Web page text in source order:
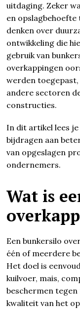
uitdaging. Zeker
en
denken over
ontwikkeling die
gebruik van
overkappingen
werden
andere sectoren
constructies.
In dit artikel lees
bijdragen aan
van opgeslagen
ondernemers.
Wat is
Een bunkersilo
één of meerdere
Het doel is
kuilvoer, mais,
beschermen
kwaliteit van het